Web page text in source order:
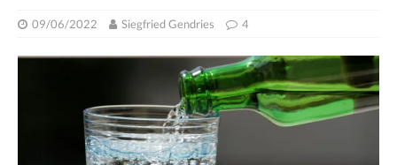
09/06/2022 Siegfried Gendries 4